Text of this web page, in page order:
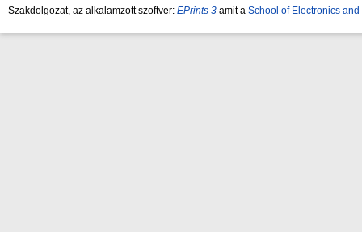
Szakdolgozat, az alkalamzott szoftver: EPrints 3 amit a School of Electronics